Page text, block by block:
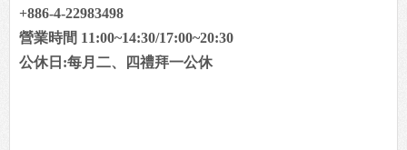
+886-4-22983498
營業時間 11:00~14:30/17:00~20:30
公休日:每月二、四禮拜一公休